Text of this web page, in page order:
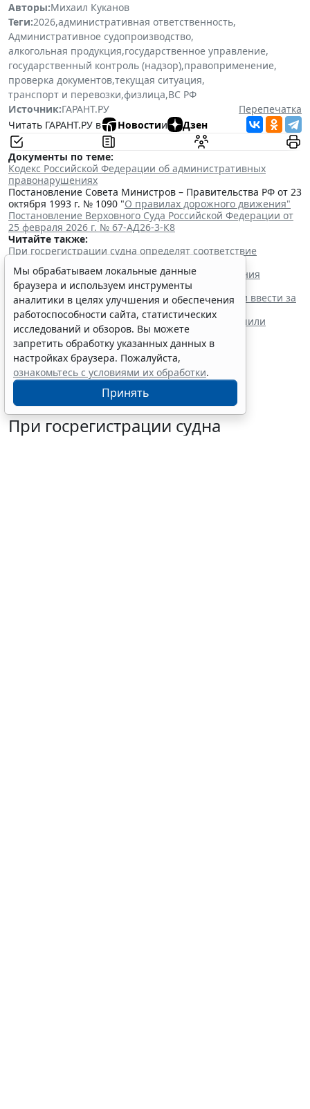
Авторы:Михаил Куканов
Теги:2026,административная ответственность,
Административное судопроизводство,
алкогольная продукция,государственное управление,
государственный контроль (надзор),правоприменение,
проверка документов,текущая ситуация,
транспорт и перевозки,физлица,ВС РФ
Источник:ГАРАНТ.РУ
Перепечатка
Читать ГАРАНТ.РУ в
Новостии Дзен
Документы по теме:
Кодекс Российской Федерации об административных
правонарушениях
Постановление Совета Министров – Правительства РФ от 23
октября 1993 г. № 1090 "О правилах дорожного движения"
Постановление Верховного Суда Российской Федерации от
25 февраля 2026 г. № 67-АД26-3-К8
Читайте также:
При госрегистрации судна определят соответствие
Россиянам разъяснили особенности использования
сервисов аренды электросамокатов
Скидку в 50% на эвакуацию машины предложили ввести за
быструю оплату штрафа
Бензин экологических классов Евро-2/3/4 разрешили
продавать до 1 июля 2027 года
При госрегистрации судна
Мы обрабатываем локальные данные
браузера и используем инструменты
аналитики в целях улучшения и обеспечения
работоспособности сайта, статистических
исследований и обзоров. Вы можете
запретить обработку указанных данных в
настройках браузера. Пожалуйста,
ознакомьтесь с условиями их обработки.
Принять